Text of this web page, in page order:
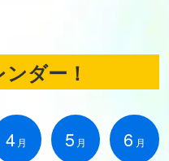
ダー！
4 月 5 月 6 月